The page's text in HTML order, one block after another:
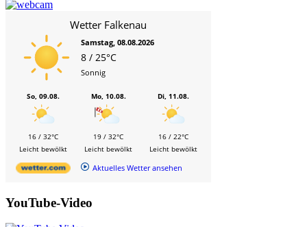
Wetter Falkenau
Samstag, 08.08.2026
8 / 25°C
Sonnig
So, 09.08.
16 / 32°C
Leicht bewölkt
Mo, 10.08.
19 / 32°C
Leicht bewölkt
Di, 11.08.
16 / 22°C
Leicht bewölkt
Aktuelles Wetter ansehen
YouTube-Video